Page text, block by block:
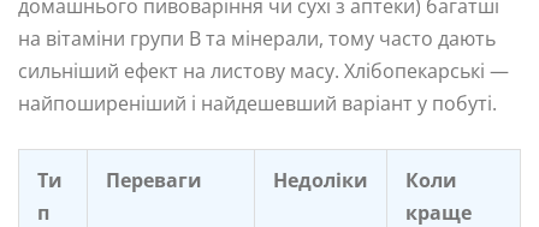
домашнього пивоваріння чи сухі з аптеки) багатші
на вітаміни групи B та мінерали, тому часто дають
сильніший ефект на листову масу. Хлібопекарські —
найпоширеніший і найдешевший варіант у побуті.
Ти
п
Переваги Недоліки
Коли
краще